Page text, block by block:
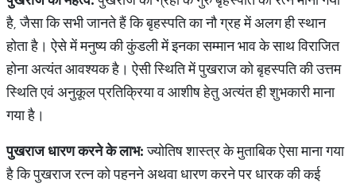
है, जैसा कि सभी जानते हैं कि बृहस्पति का नौ ग्रह में अलग ही स्थान
होता है। ऐसे में मनुष्य की कुंडली में इनका सम्मान भाव के साथ विराजित
होना अत्यंत आवश्यक है। ऐसी स्थिति में पुखराज को बृहस्पति की उत्तम
स्थिति एवं अनुकूल प्रतिक्रिया व आशीष हेतु अत्यंत ही शुभकारी माना
गया है।
पुखराजधारणकरनेकेलाभ:ज्योतिष शास्त्र के मुताबिक ऐसा माना गया
है कि पुखराज रत्न को पहनने अथवा धारण करने पर धारक की कई